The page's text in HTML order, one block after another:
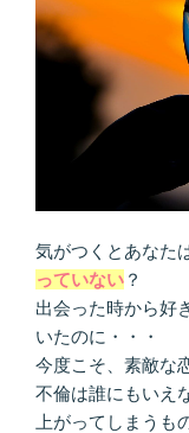
縁
を
連
絡……
こ
れ
っ
て
本
気？
気がつくとあなた
っていない ？
出会った時から好
いたのに・・・
今度こそ、素敵な
不倫は誰にもいえ
上がってしまうも